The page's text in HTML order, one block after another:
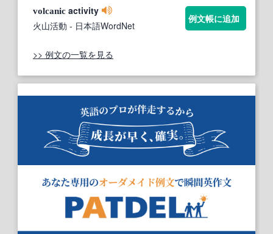
volcanic activity
火山活動 - 日本語WordNet
例文帳に追加
>> 例文の一覧を見る